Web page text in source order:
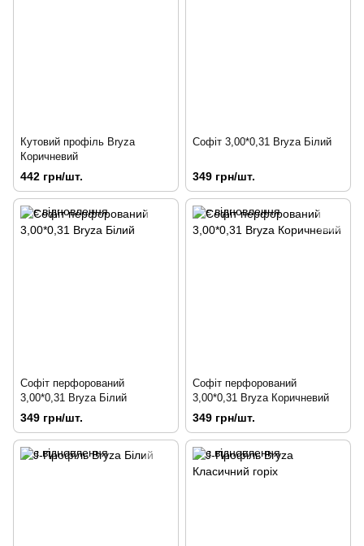
Кутовий профіль Bryza
Коричневий
442 грн/шт.
Софіт 3,00*0,31 Bryza Білий
349 грн/шт.
Софіт перфорований
3,00*0,31 Bryza Білий
349 грн/шт.
Софіт перфорований
3,00*0,31 Bryza Коричневий
349 грн/шт.